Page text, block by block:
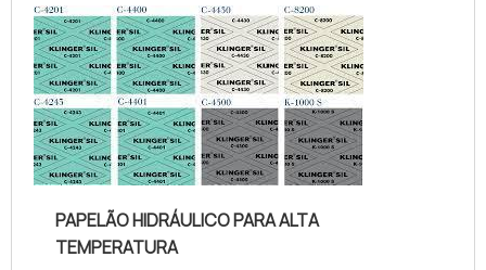
temperatura, com os colaboradores
da kaelved obterá excelente custo-
benefício com assessoria técnica
especializada.UM POUCO MAIS
SOBRE JUNTAS DE TEFLON
TEMPERA...
PAPELÃO HIDRÁULICO PARA ALTA
TEMPERATURA